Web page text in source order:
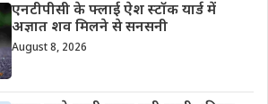
एनटीपीसी के फ्लाई ऐश स्टॉक यार्ड में
अज्ञात शव मिलने से सनसनी
August 8, 2026